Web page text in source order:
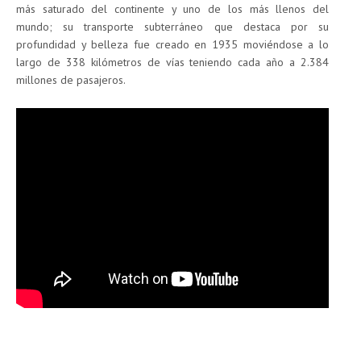
más saturado del continente y uno de los más llenos del
mundo; su transporte subterráneo que destaca por su
profundidad y belleza fue creado en 1935 moviéndose a lo
largo de 338 kilómetros de vías teniendo cada año a 2.384
millones de pasajeros.